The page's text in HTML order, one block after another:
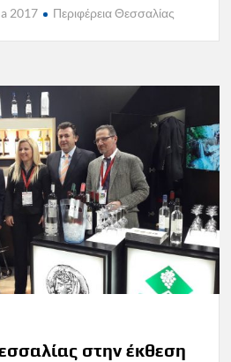
2017 Περιφέρεια Θεσσαλίας
στην έκθεση